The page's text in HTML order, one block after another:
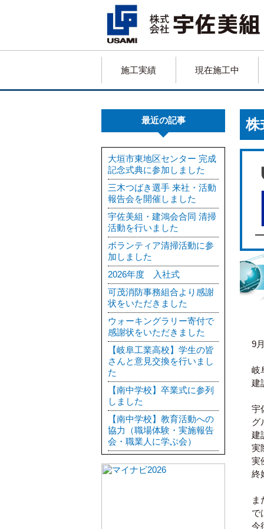
施工実績 現在施工中
最近の記事
大垣市東地区センター 完成
記念式典に参加しました
三木つばき選手 来社・活動
報告会を開催しました
宇佐美組・建鴻会合同 清掃
活動を行いました
ボランティア清掃活動に参
加しました
2026年度 入社式
可茂消防事務組合より感謝
状をいただきました
ウォーキングラリー寄付で
感謝状をいただきました
【岐阜工業高校】学生の皆
さんと意見交換を行いまし
た
【南中学校】卒業式に参列
しました
【南中学校】教育活動への
協力（職場体験・実施報告
会・職業人に学ぶ会）
9
岐
建
宇
グ
建
実
実
終
ま
で
今